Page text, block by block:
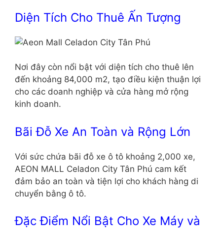
Diện Tích Cho Thuê Ấn Tượng
Nơi đây còn nổi bật với diện tích cho thuê lên
đến khoảng 84,000 m2, tạo điều kiện thuận lợi
cho các doanh nghiệp và cửa hàng mở rộng
kinh doanh.
Bãi Đỗ Xe An Toàn và Rộng Lớn
Với sức chứa bãi đỗ xe ô tô khoảng 2,000 xe,
AEON MALL Celadon City Tân Phú cam kết
đảm bảo an toàn và tiện lợi cho khách hàng di
chuyển bằng ô tô.
Đặc Điểm Nổi Bật Cho Xe Máy và